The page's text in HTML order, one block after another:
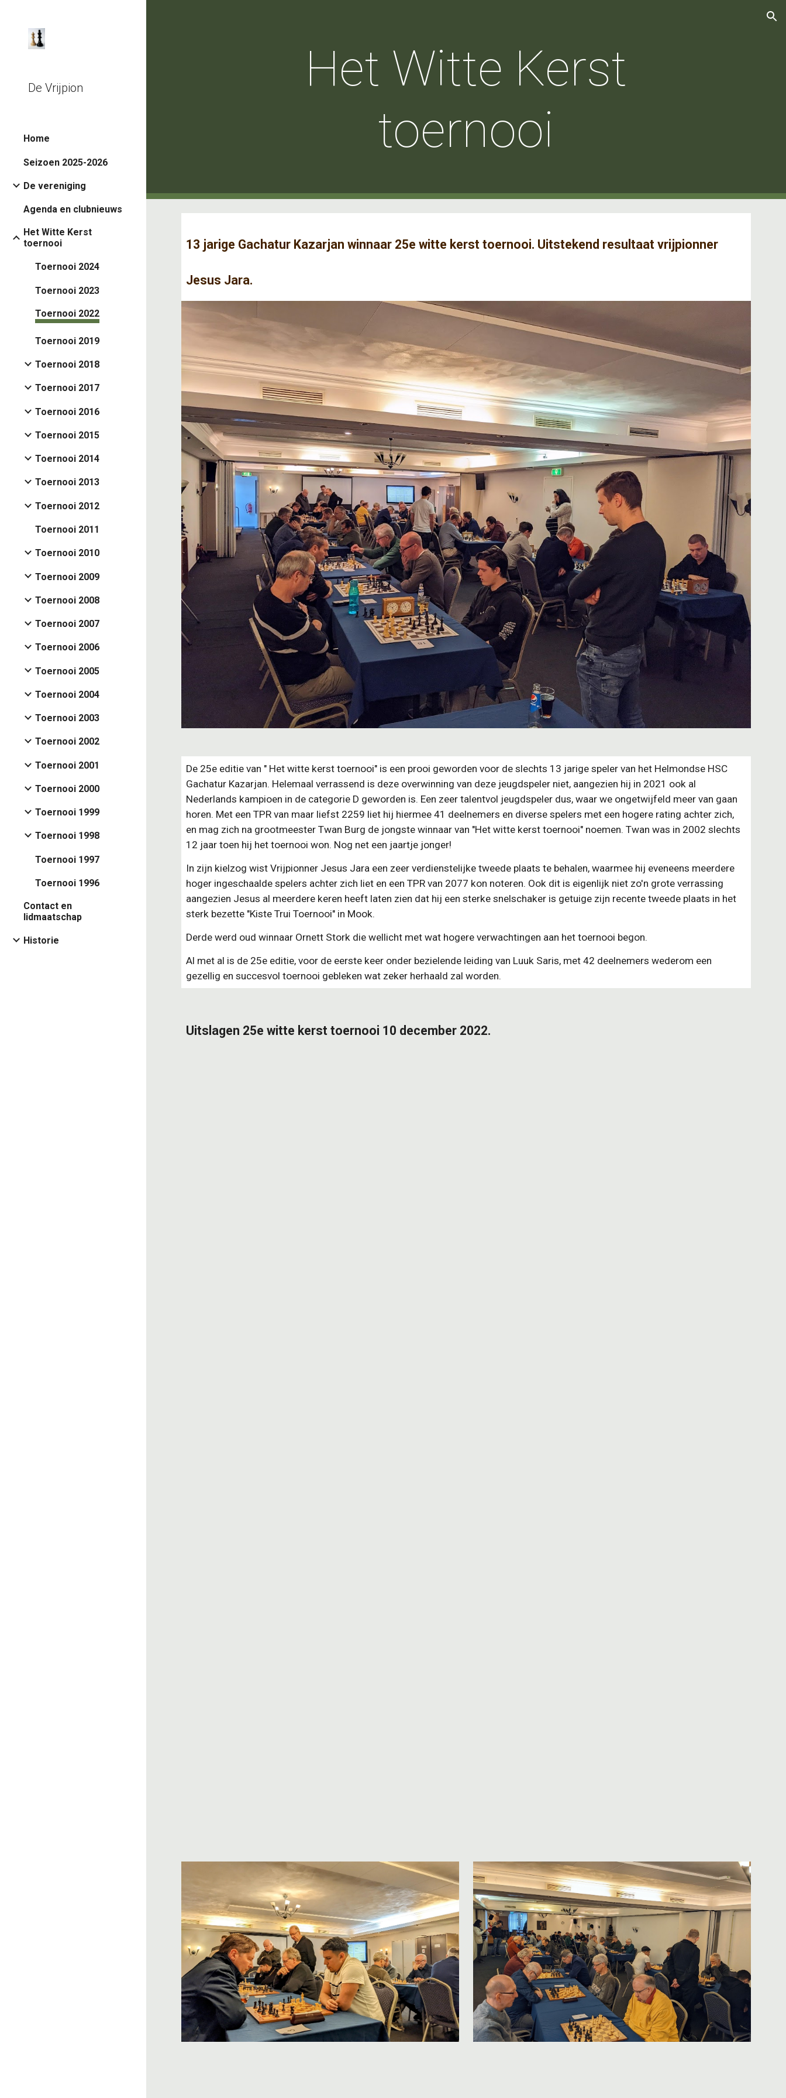
De Vrijpion
Home
Seizoen 2025-2026
De vereniging
Agenda en clubnieuws
Het Witte Kerst
toernooi
Toernooi 2024
Toernooi 2023
Toernooi 2022
Toernooi 2019
Toernooi 2018
Toernooi 2017
Toernooi 2016
Toernooi 2015
Toernooi 2014
Toernooi 2013
Toernooi 2012
Toernooi 2011
Toernooi 2010
Toernooi 2009
Toernooi 2008
Toernooi 2007
Toernooi 2006
Toernooi 2005
Toernooi 2004
Toernooi 2003
Toernooi 2002
Toernooi 2001
Toernooi 2000
Toernooi 1999
Toernooi 1998
Toernooi 1997
Toernooi 1996
Contact en
lidmaatschap
Historie
Het Witte Kerst
toernooi
13 jarige Gachatur Kazarjan winnaar 25e witte kerst toernooi. Uitstekend resultaat vrijpionner
Jesus Jara.
De 25e editie van " Het witte kerst toernooi" is een prooi geworden voor de slechts 13 jarige speler van het Helmondse HSC
Gachatur Kazarjan. Helemaal verrassend is deze overwinning van deze jeugdspeler niet, aangezien hij in 2021 ook al
Nederlands kampioen in de categorie D geworden is. Een zeer talentvol jeugdspeler dus, waar we ongetwijfeld meer van gaan
horen. Met een TPR van maar liefst 2259 liet hij hiermee 41 deelnemers en diverse spelers met een hogere rating achter zich,
en mag zich na grootmeester Twan Burg de jongste winnaar van "Het witte kerst toernooi" noemen. Twan was in 2002 slechts
12 jaar toen hij het toernooi won. Nog net een jaartje jonger!
In zijn kielzog wist Vrijpionner Jesus Jara een zeer verdienstelijke tweede plaats te behalen, waarmee hij eveneens meerdere
hoger ingeschaalde spelers achter zich liet en een TPR van 2077 kon noteren. Ook dit is eigenlijk niet zo'n grote verrassing
aangezien Jesus al meerdere keren heeft laten zien dat hij een sterke snelschaker is getuige zijn recente tweede plaats in het
sterk bezette "Kiste Trui Toernooi" in Mook.
Derde werd oud winnaar Ornett Stork die wellicht met wat hogere verwachtingen aan het toernooi begon.
Al met al is de 25e editie, voor de eerste keer onder bezielende leiding van Luuk Saris, met 42 deelnemers wederom een
gezellig en succesvol toernooi gebleken wat zeker herhaald zal worden.
Uitslagen 25e witte kerst toernooi 10 december 2022.